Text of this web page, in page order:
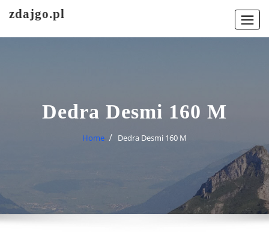
zdajgo.pl
Dedra Desmi 160 M
Home Dedra Desmi 160 M